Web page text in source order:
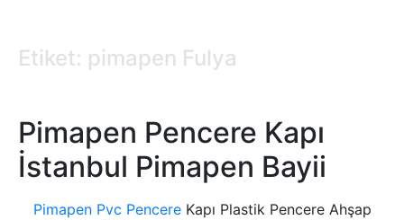
Etiket: pimapen Fulya
Pimapen Pencere Kapı
İstanbul Pimapen Bayii
Pimapen Pvc PencereKapı Plastik Pencere Ahşap